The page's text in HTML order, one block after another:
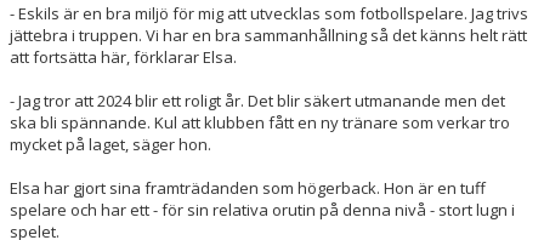
- Eskils är en bra miljö för mig att utvecklas som fotbollspelare. Jag trivs
jättebra i truppen. Vi har en bra sammanhållning så det känns helt rätt
att fortsätta här, förklarar Elsa.
- Jag tror att 2024 blir ett roligt år. Det blir säkert utmanande men det
ska bli spännande. Kul att klubben fått en ny tränare som verkar tro
mycket på laget, säger hon.
Elsa har gjort sina framträdanden som högerback. Hon är en tuff
spelare och har ett - för sin relativa orutin på denna nivå - stort lugn i
spelet.